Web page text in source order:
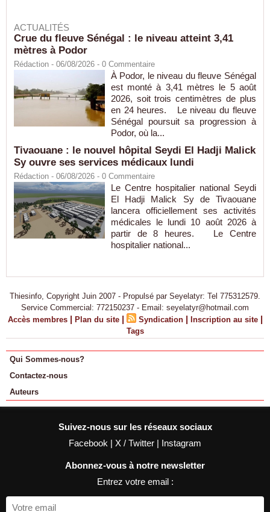
ACTUALITÉS
Crue du fleuve Sénégal : le niveau atteint 3,41
mètres à Podor
Rédaction - 06/08/2026 - 0 Commentaire
À Podor, le niveau du fleuve Sénégal
est monté à 3,41 mètres le 5 août
2026, soit trois centimètres de plus
en 24 heures. Le niveau du fleuve
Sénégal poursuit sa progression à
Podor, où la...
Tivaouane : le nouvel hôpital Seydi El Hadji Malick
Sy ouvre ses services médicaux lundi
Rédaction - 06/08/2026 - 0 Commentaire
Le Centre hospitalier national Seydi
El Hadji Malick Sy de Tivaouane
lancera officiellement ses activités
médicales le lundi 10 août 2026 à
partir de 8 heures. Le Centre
hospitalier national...
Thiesinfo, Copyright Juin 2007 - Propulsé par Seyelatyr: Tel 775312579.
Service Commercial: 772150237 - Email: seyelatyr@hotmail.com
Accès membres | Plan du site | Syndication | Inscription au site |
Tags
Qui Sommes-nous?
Contactez-nous
Auteurs
Suivez-nous sur les réseaux sociaux
Facebook | X / Twitter | Instagram
Abonnez-vous à notre newsletter
Entrez votre email :